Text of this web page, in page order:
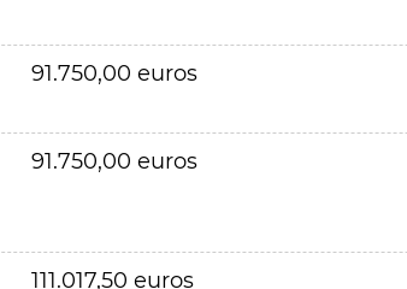
91.750,00 euros
91.750,00 euros
111.017,50 euros